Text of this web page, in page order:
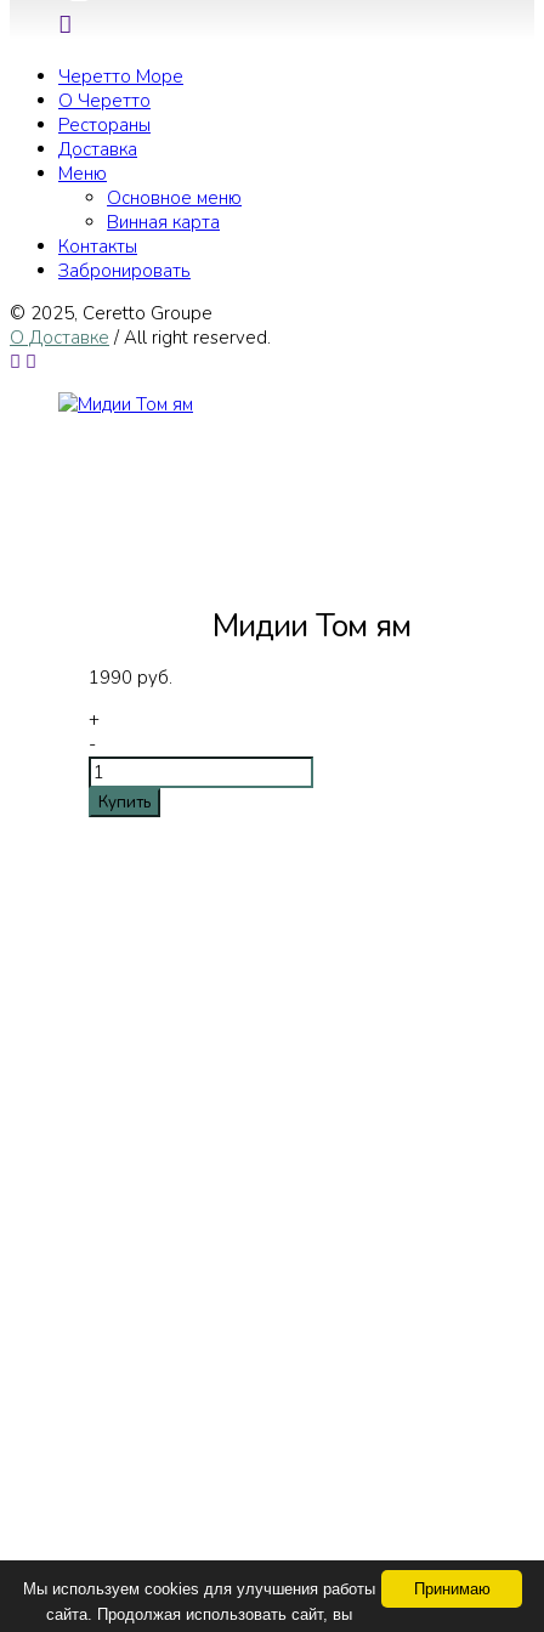
Черетто Море
О Черетто
Рестораны
Доставка
Меню
Основное меню
Винная карта
Контакты
Забронировать
© 2025, Сeretto Groupe
О Доставке / All right reserved.
Мидии Том ям
1990 руб.
+
-
Купить
Принимаю
Мы используем cookies для улучшения работы
сайта. Продолжая использовать сайт, вы